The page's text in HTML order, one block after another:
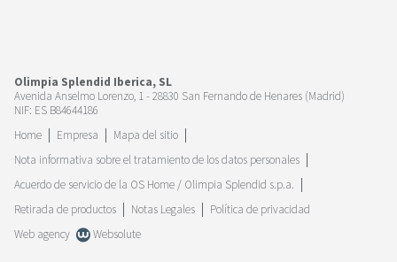
Olimpia Splendid Iberica, SL
Avenida Anselmo Lorenzo, 1 - 28830 San Fernando de Henares (Madrid)
NIF: ES B84644186
Home
Empresa
Mapa del sitio
Nota informativa sobre el tratamiento de los datos personales
Acuerdo de servicio de la OS Home / Olimpia Splendid s.p.a.
Retirada de productos
Notas Legales
Política de privacidad
Web agency
Websolute